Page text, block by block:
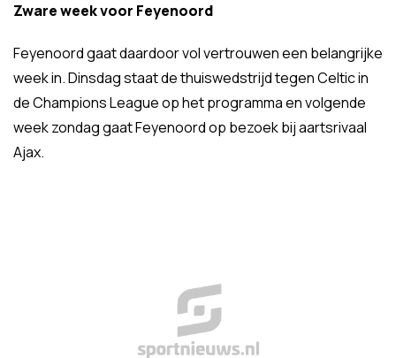
Zware week voor Feyenoord
Feyenoord gaat daardoor vol vertrouwen een belangrijke
week in. Dinsdag staat de thuiswedstrijd tegen Celtic in
de Champions League op het programma en volgende
week zondag gaat Feyenoord op bezoek bij aartsrivaal
Ajax.